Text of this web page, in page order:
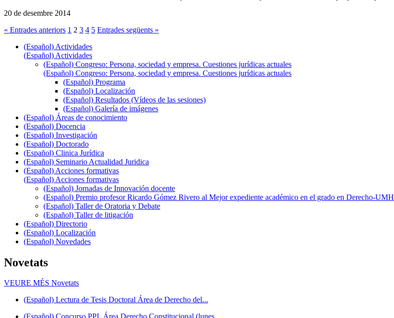
20 de desembre 2014
« Entrades anteriors 1 2 3 4 5 Entrades següents »
(Español) Actividades
(Español) Actividades
(Español) Congreso: Persona, sociedad y empresa. Cuestiones jurídicas actuales
(Español) Congreso: Persona, sociedad y empresa. Cuestiones jurídicas actuales
(Español) Programa
(Español) Localización
(Español) Resultados (Vídeos de las sesiones)
(Español) Galería de imágenes
(Español) Áreas de conocimiento
(Español) Docencia
(Español) Investigación
(Español) Doctorado
(Español) Clinica Jurídica
(Español) Seminario Actualidad Juridica
(Español) Acciones formativas
(Español) Acciones formativas
(Español) Jornadas de Innovación docente
(Español) Premio profesor Ricardo Gómez Rivero al Mejor expediente académico en el grado en Derecho-UMH
(Español) Taller de Oratoria y Debate
(Español) Taller de litigación
(Español) Directorio
(Español) Localización
(Español) Novedades
Novetats
VEURE MÉS Novetats
(Español) Lectura de Tesis Doctoral Área de Derecho del...